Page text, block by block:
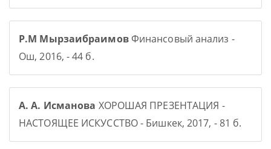
Р.М МырзаибраимовФинансовый анализ -
Ош, 2016, - 44 б.
А. А. Исманова ХОРОШАЯ ПРЕЗЕНТАЦИЯ -
НАСТОЯЩЕЕ ИСКУССТВО - Бишкек, 2017, - 81 б.